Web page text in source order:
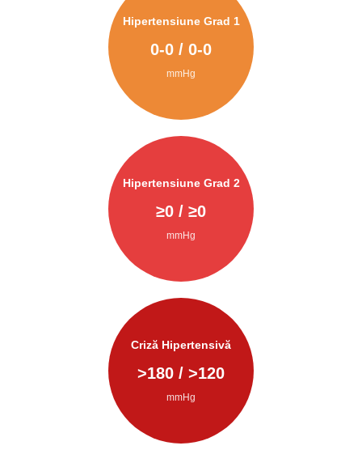
Hipertensiune Grad 1
0-0 / 0-0
mmHg
Hipertensiune Grad 2
≥0 / ≥0
mmHg
Criză Hipertensivă
>180 / >120
mmHg